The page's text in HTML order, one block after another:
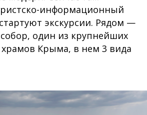
информационный
экскурсии. Рядом —
один из крупнейших
Крыма, в нем 3 вида